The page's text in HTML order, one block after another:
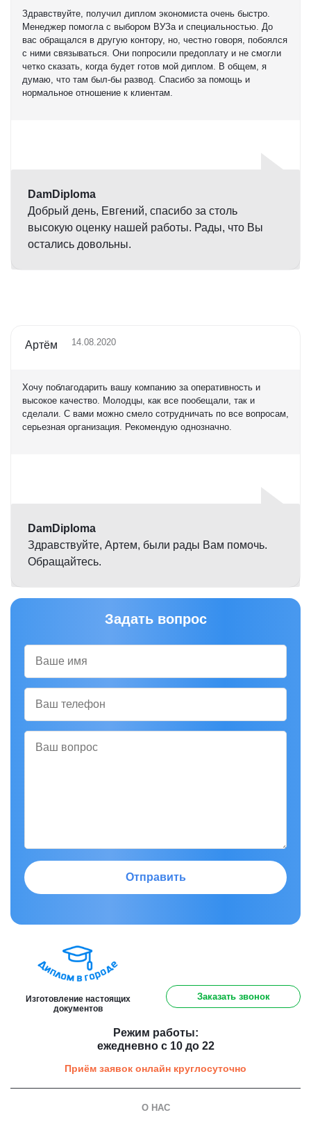
Здравствуйте, получил диплом экономиста очень быстро.
Менеджер помогла с выбором ВУЗа и специальностью. До
вас обращался в другую контору, но, честно говоря, побоялся
с ними связываться. Они попросили предоплату и не смогли
четко сказать, когда будет готов мой диплом. В общем, я
думаю, что там был-бы развод. Спасибо за помощь и
нормальное отношение к клиентам.
DamDiploma
Добрый день, Евгений, спасибо за столь
высокую оценку нашей работы. Рады, что Вы
остались довольны.
Артём 14.08.2020
Хочу поблагодарить вашу компанию за оперативность и
высокое качество. Молодцы, как все пообещали, так и
сделали. С вами можно смело сотрудничать по все вопросам,
серьезная организация. Рекомендую однозначно.
DamDiploma
Здравствуйте, Артем, были рады Вам помочь.
Обращайтесь.
Задать вопрос
Отправить
Изготовление настоящих
документов
Заказать звонок
Режим работы:
ежедневно с 10 до 22
Приём заявок онлайн круглосуточно
О НАС